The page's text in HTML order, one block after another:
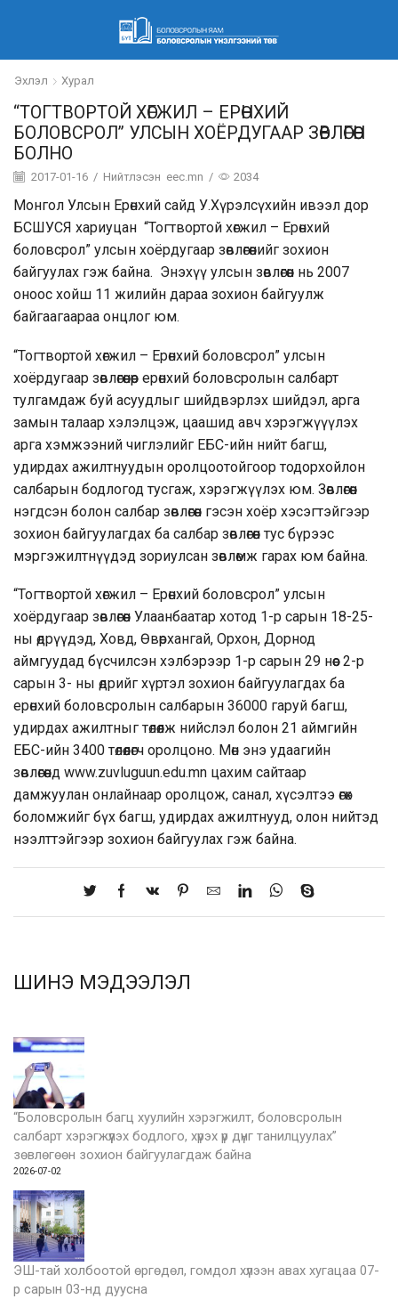
Эхлэл Хурал
“ТОГТВОРТОЙ ХӨГЖИЛ – ЕРӨНХИЙ
БОЛОВСРОЛ” УЛСЫН ХОЁРДУГААР ЗӨВЛӨГӨӨН
БОЛНО
2017-01-16 / Нийтлэсэн eec.mn / 2034
Монгол Улсын Ерөнхий сайд У.Хүрэлсүхийн ивээл дор
БСШУСЯ хариуцан “Тогтвортой хөгжил – Ерөнхий
боловсрол” улсын хоёрдугаар зөвлөгөөнийг зохион
байгуулах гэж байна. Энэхүү улсын зөвлөгөөн нь 2007
оноос хойш 11 жилийн дараа зохион байгуулж
байгаагаараа онцлог юм.
“Тогтвортой хөгжил – Ерөнхий боловсрол” улсын
хоёрдугаар зөвлөгөөнөөр ерөнхий боловсролын салбарт
тулгамдаж буй асуудлыг шийдвэрлэх шийдэл, арга
замын талаар хэлэлцэж, цаашид авч хэрэгжүүүлэх
арга хэмжээний чиглэлийг ЕБС-ийн нийт багш,
удирдах ажилтнуудын оролцоотойгоор тодорхойлон
салбарын бодлогод тусгаж, хэрэгжүүлэх юм. Зөвлөгөөн
нэгдсэн болон салбар зөвлөгөөн гэсэн хоёр хэсэгтэйгээр
зохион байгуулагдах ба салбар зөвлөгөөн тус бүрээс
мэргэжилтнүүдэд зориулсан зөвлөмж гарах юм байна.
“Тогтвортой хөгжил – Ерөнхий боловсрол” улсын
хоёрдугаар зөвлөгөөн Улаанбаатар хотод 1-р сарын 18-25-
ны өдрүүдэд, Ховд, Өвөрхангай, Орхон, Дорнод
аймгуудад бүсчилсэн хэлбэрээр 1-р сарын 29 нөөс 2-р
сарын 3- ны өдрийг хүртэл зохион байгуулагдах ба
ерөнхий боловсролын салбарын 36000 гаруй багш,
удирдах ажилтныг төлөөлж нийслэл болон 21 аймгийн
ЕБС-ийн 3400 төлөөлөгч оролцоно. Мөн энэ удаагийн
зөвлөгөөнд www.zuvluguun.edu.mn цахим сайтаар
дамжуулан онлайнаар оролцож, санал, хүсэлтээ өгөх
боломжийг бүх багш, удирдах ажилтнууд, олон нийтэд
нээлттэйгээр зохион байгуулах гэж байна.
ШИНЭ МЭДЭЭЛЭЛ
“Боловсролын багц хуулийн хэрэгжилт, боловсролын
салбарт хэрэгжүүлэх бодлого, хүрэх үр дүнг танилцуулах”
зөвлөгөөн зохион байгуулагдаж байна
2026-07-02
ЭШ-тай холбоотой өргөдөл, гомдол хүлээн авах хугацаа 07-
р сарын 03-нд дуусна